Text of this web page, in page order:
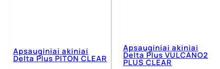
Apsauginiai akiniai
Delta Plus PITON CLEAR
Apsauginiai akiniai
Delta Plus VULCANO2
PLUS CLEAR